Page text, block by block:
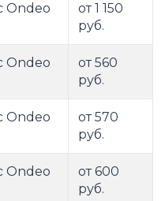
Ondeo
от 1 150
руб.
Ondeo
от 560
руб.
Ondeo
от 570
руб.
Ondeo
от 600
руб.